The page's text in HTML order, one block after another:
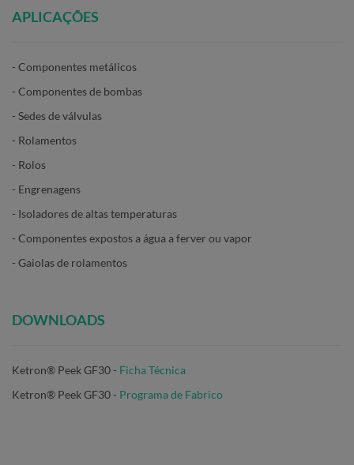
APLICAÇÕES
- Componentes metálicos
- Componentes de bombas
- Sedes de válvulas
- Rolamentos
- Rolos
- Engrenagens
- Isoladores de altas temperaturas
- Componentes expostos a água a ferver ou vapor
- Gaiolas de rolamentos
DOWNLOADS
Ketron® Peek GF30 - Ficha Técnica
Ketron® Peek GF30 - Programa de Fabrico